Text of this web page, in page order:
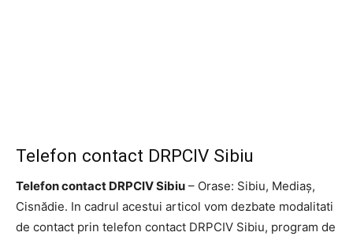
Telefon contact DRPCIV Sibiu
Telefon contact DRPCIV Sibiu – Orase: Sibiu, Mediaș,
Cisnădie. In cadrul acestui articol vom dezbate modalitati
de contact prin telefon contact DRPCIV Sibiu, program de